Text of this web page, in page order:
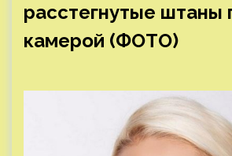
расстегнутые штаны
камерой (ФОТО)